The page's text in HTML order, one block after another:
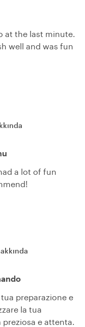
at the last minute.
well and was fun
a lot of fun
preparazione e
la tua
e attenta.